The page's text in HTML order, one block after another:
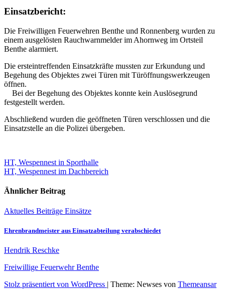
Einsatzbericht:
Die Freiwilligen Feuerwehren Benthe und Ronnenberg wurden zu
einem ausgelösten Rauchwarnmelder im Ahornweg im Ortsteil
Benthe alarmiert.
Die ersteintreffenden Einsatzkräfte mussten zur Erkundung und
Begehung des Objektes zwei Türen mit Türöffnungswerkzeugen
öffnen.
Bei der Begehung des Objektes konnte kein Auslösegrund
festgestellt werden.
Abschließend wurden die geöffneten Türen verschlossen und die
Einsatzstelle an die Polizei übergeben.
Beitragsnavigation
HT, Wespennest in Sporthalle
HT, Wespennest im Dachbereich
Ähnlicher Beitrag
Aktuelles Beiträge Einsätze
Ehrenbrandmeister aus Einsatzabteilung verabschiedet
Hendrik Reschke
Freiwillige Feuerwehr Benthe
Stolz präsentiert von WordPress | Theme: Newses von Themeansar